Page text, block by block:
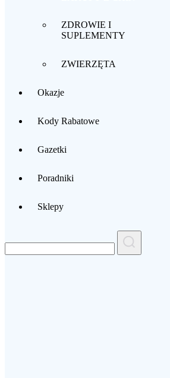
ZDROWIE I
SUPLEMENTY
ZWIERZĘTA
Okazje
Kody Rabatowe
Gazetki
Poradniki
Sklepy